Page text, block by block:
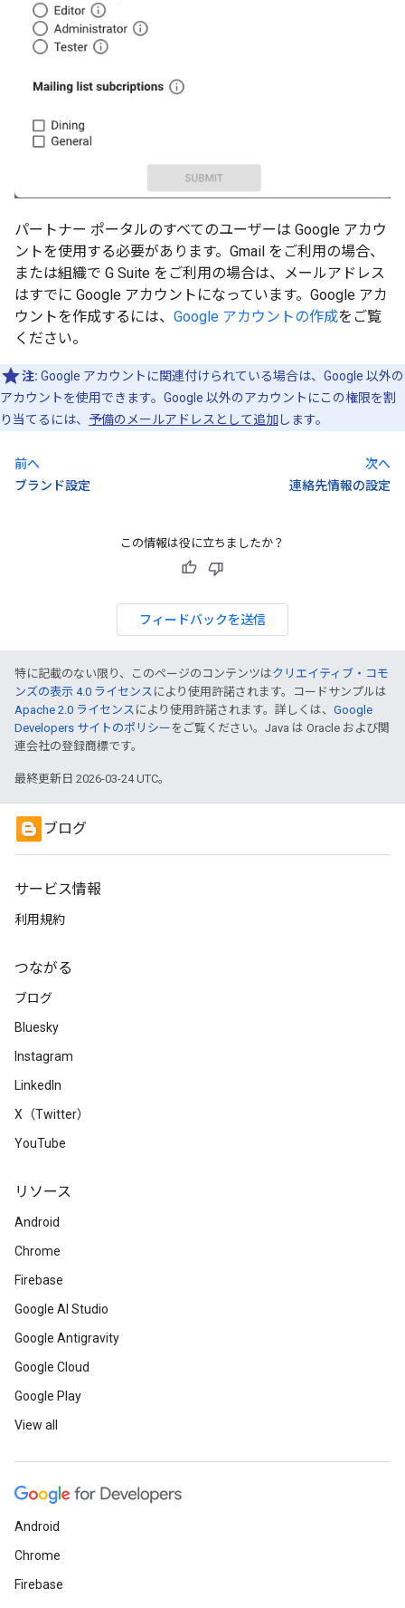
パートナー ポータルのすべてのユーザーは Google アカウ
ントを使用する必要があります。Gmail をご利用の場合、
または組織で G Suite をご利用の場合は、メールアドレス
はすでに Google アカウントになっています。Google アカ
ウントを作成するには、 Google アカウントの作成をご覧
ください。
注: Google アカウントに関連付けられている場合は、Google 以外の
アカウントを使用できます。Google 以外のアカウントにこの権限を割
り当てるには、 予備のメールアドレスとして追加します。
前へ
ブランド設定
次へ
連絡先情報の設定
この情報は役に立ちましたか？
フィードバックを送信
特に記載のない限り、このページのコンテンツはクリエイティブ・コモ
ンズの表示 4.0 ライセンス により使用許諾されます。コードサンプルは
Apache 2.0 ライセンス により使用許諾されます。詳しくは、 Google
Developers サイトのポリシー をご覧ください。Java は Oracle および関
連会社の登録商標です。
最終更新日 2026-03-24 UTC。
ブログ
サービス情報
利用規約
つながる
ブログ
Bluesky
Instagram
LinkedIn
X（Twitter）
YouTube
リソース
Android
Chrome
Firebase
Google AI Studio
Google Antigravity
Google Cloud
Google Play
View all
Android
Chrome
Firebase